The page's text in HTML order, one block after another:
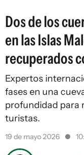
Dos de los
en las Islas
recuperados
Expertos
fases en una
profundidad para
turistas.
19 de mayo 2026